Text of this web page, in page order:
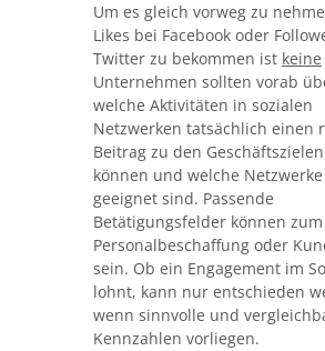
Um es gleich vorweg zu
Likes bei Facebook oder
Twitter zu bekommen ist keine
Unternehmen sollten vorab
welche Aktivitäten in sozialen
Netzwerken tatsächlich einen
Beitrag zu den
können und welche
geeignet sind. Passende
Betätigungsfelder können
Personalbeschaffung oder
sein. Ob ein Engagement im
lohnt, kann nur entschieden
wenn sinnvolle und
Kennzahlen vorliegen.